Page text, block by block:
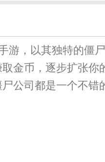
游，以其独特的僵
金币，逐步扩张
公司都是一个不错